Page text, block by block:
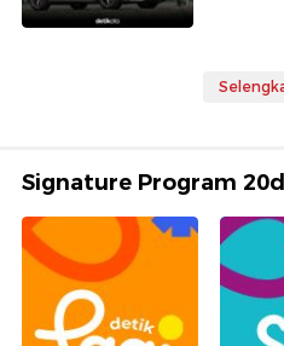
Signature Program